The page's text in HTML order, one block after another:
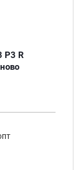
P3 R
в Иваново